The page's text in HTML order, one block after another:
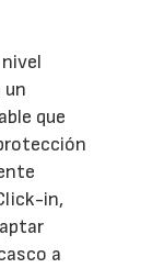
un
que
in,
a